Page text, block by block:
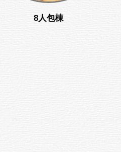
8人包棟